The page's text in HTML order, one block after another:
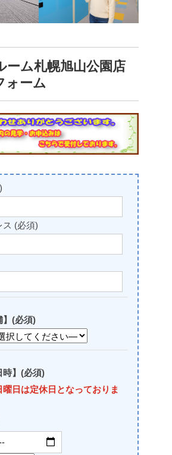
ーム札幌旭山公園店
ォーム
ス (必須)
】(必須)
時】(必須)
日は定休日となっておりま